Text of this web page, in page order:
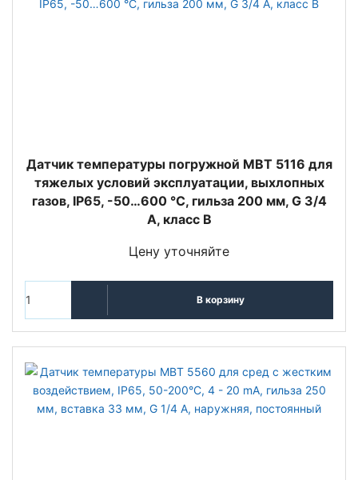
Датчик температуры погружной MBT 5116 для
тяжелых условий эксплуатации, выхлопных
газов, IP65, -50…600 °C, гильза 200 мм, G 3/4
A, класс B
Цену уточняйте
В корзину